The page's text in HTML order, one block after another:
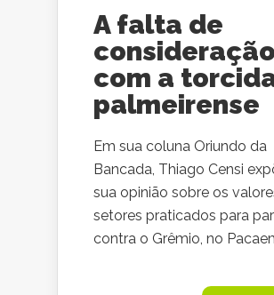
A falta de
consideração
com a
palmeirense
Em sua coluna Oriundo da
Bancada, Thiago Censi
sua opinião sobre os
setores praticados para
contra o Grêmio, no